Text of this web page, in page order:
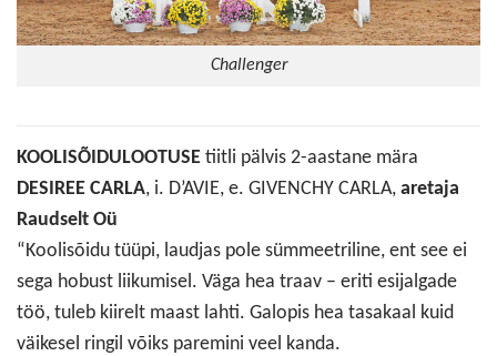
Challenger
KOOLISÕIDULOOTUSE tiitli pälvis 2-aastane mära
DESIREE CARLA, i. D’AVIE, e. GIVENCHY CARLA, aretaja
Raudselt Oü
“Koolisõidu tüüpi, laudjas pole sümmeetriline, ent see ei
sega hobust liikumisel. Väga hea traav – eriti esijalgade
töö, tuleb kiirelt maast lahti. Galopis hea tasakaal kuid
väikesel ringil võiks paremini veel kanda.